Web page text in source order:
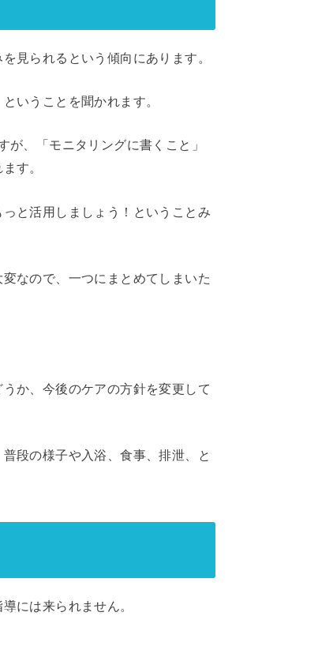
見られるという傾向にあります。
いうことを聞かれます。
、「モニタリングに書くこと」
す。
と活用しましょう！ということみ
なので、一つにまとめてしまいた
か、今後のケアの方針を変更して
段の様子や入浴、食事、排泄、と
には来られません。